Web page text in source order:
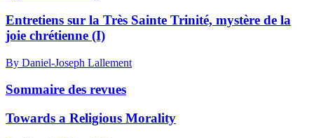
Entretiens sur la Très Sainte Trinité, mystère de la
joie chrétienne (I)
By Daniel-Joseph Lallement
Sommaire des revues
Towards a Religious Morality